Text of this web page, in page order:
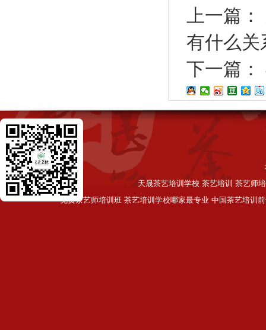
上一篇：
有什么关
下一篇：
天晟茶艺培训学校 茶艺培训 茶艺师
免费茶艺师培训班 茶艺培训学校哪家最专业 中国茶艺培训